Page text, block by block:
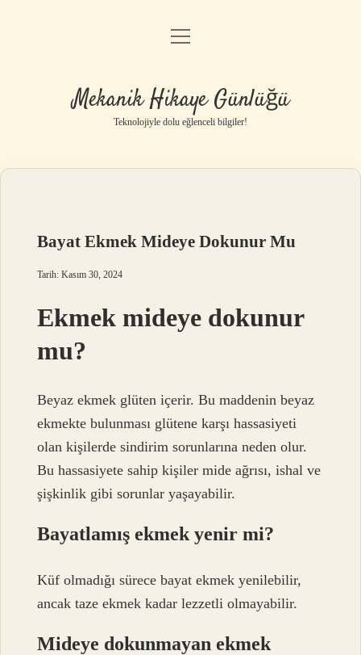
Anasayfa
Yasal Uyarı
menüyü
Mekanik Hikaye Günlüğü
Teknolojiyle dolu eğlenceli bilgiler!
Bayat Ekmek Mideye Dokunur Mu
Tarih: Kasım 30, 2024
Ekmek mideye dokunur
mu?
Beyaz ekmek glüten içerir. Bu maddenin beyaz
ekmekte bulunması glütene karşı hassasiyeti
olan kişilerde sindirim sorunlarına neden olur.
Bu hassasiyete sahip kişiler mide ağrısı, ishal ve
şişkinlik gibi sorunlar yaşayabilir.
Bayatlamış ekmek yenir mi?
Küf olmadığı sürece bayat ekmek yenilebilir,
ancak taze ekmek kadar lezzetli olmayabilir.
Mideye dokunmayan ekmek